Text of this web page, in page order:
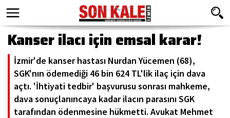
Kanser ilacı için emsal karar!
İzmir'de kanser hastası Nurdan Yücemen (68),
SGK'nın ödemediği 46 bin 624 TL'lik ilaç için dava
açtı. 'İhtiyati tedbir' başvurusu sonrası mahkeme,
dava sonuçlanıncaya kadar ilacın parasını SGK
tarafından ödenmesine hükmetti. Avukat Mehmet